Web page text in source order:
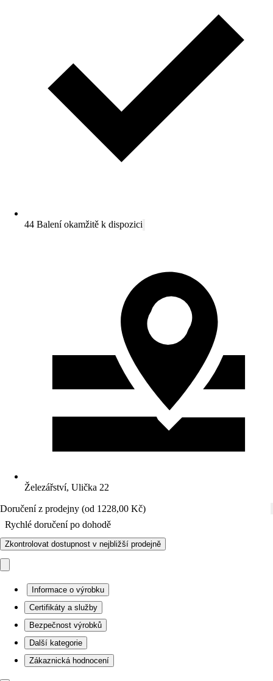
44 Balení okamžitě k dispozici
Železářství, Ulička 22
Doručení z prodejny (od 1228,00 Kč)
Rychlé doručení po dohodě
Zkontrolovat dostupnost v nejbližší prodejně
Informace o výrobku
Certifikáty a služby
Bezpečnost výrobků
Další kategorie
Zákaznická hodnocení